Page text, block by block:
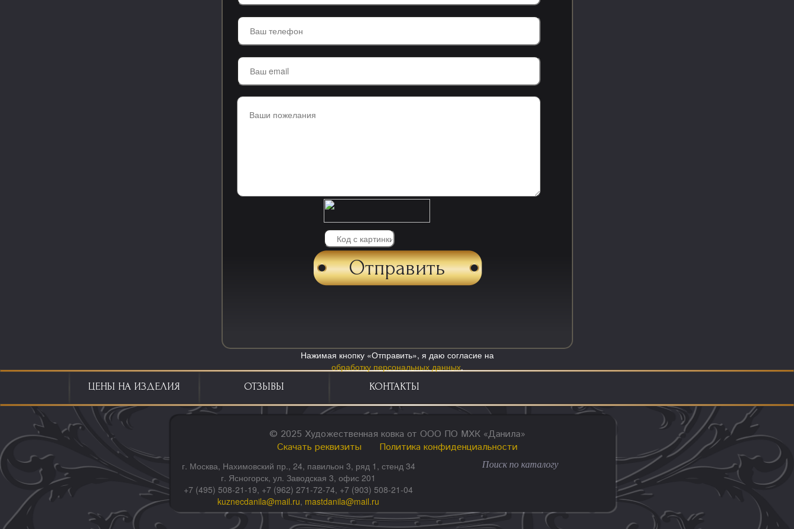
Нажимая кнопку «Отправить», я даю согласие на
обработку персональных данных.
ЦЕНЫ НА ИЗДЕЛИЯ ОТЗЫВЫ КОНТАКТЫ
© 2025 Художественная ковка от ООО ПО МХК «Данила»
Скачать реквизиты
Политика конфиденциальности
г. Москва, Нахимовский пр., 24, павильон 3, ряд 1, стенд 34
г. Ясногорск, ул. Заводская 3, офис 201
+7 (495) 508-21-19, +7 (962) 271-72-74, +7 (903) 508-21-04
kuznecdanila@mail.ru, mastdanila@mail.ru